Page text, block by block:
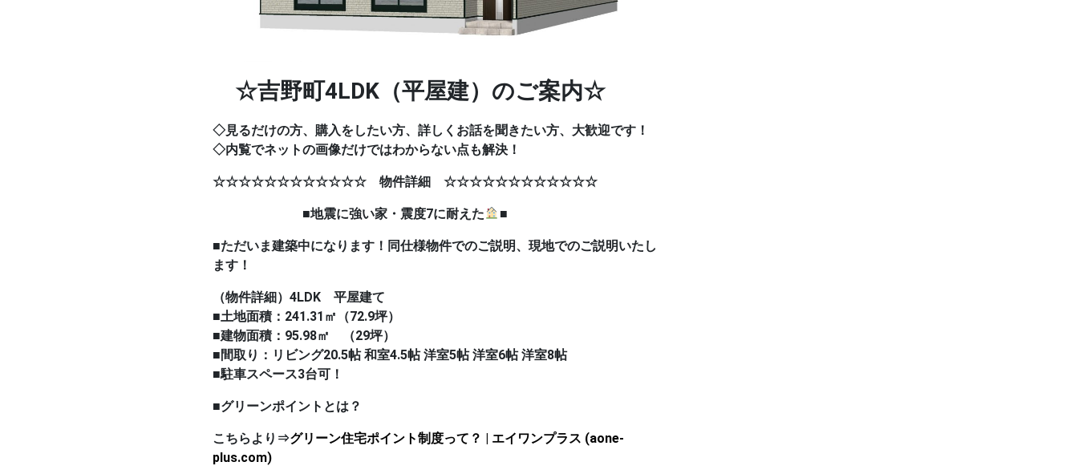
☆吉野町4LDK（平屋建）のご案内☆
◇見るだけの方、購入をしたい方、詳しくお話を聞きたい方、大歓迎です！
◇内覧でネットの画像だけではわからない点も解決！
☆☆☆☆☆☆☆☆☆☆☆☆ 物件詳細 ☆☆☆☆☆☆☆☆☆☆☆☆
■地震に強い家・震度7に耐えた ■
■ただいま建築中になります！同仕様物件でのご説明、現地でのご説明いたし
ます！
（物件詳細）4LDK 平屋建て
■土地面積：241.31㎡（72.9坪）
■建物面積：95.98㎡ （29坪）
■間取り：リビング20.5帖 和室4.5帖 洋室5帖 洋室6帖 洋室8帖
■駐車スペース3台可！
■グリーンポイントとは？
こちらより⇒グリーン住宅ポイント制度って？ | エイワンプラス (aone-
plus.com)